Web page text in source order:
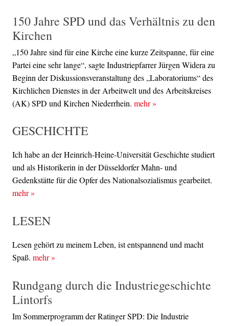
150 Jahre SPD und das Verhältnis zu den
Kirchen
„150 Jahre sind für eine Kirche eine kurze Zeitspanne, für eine
Partei eine sehr lange“, sagte Industriepfarrer Jürgen Widera zu
Beginn der Diskussionsveranstaltung des „Laboratoriums“ des
Kirchlichen Dienstes in der Arbeitwelt und des Arbeitskreises
(AK) SPD und Kirchen Niederrhein. mehr»
GESCHICHTE
Ich habe an der Heinrich-Heine-Universität Geschichte studiert
und als Historikerin in der Düsseldorfer Mahn- und
Gedenkstätte für die Opfer des Nationalsozialismus gearbeitet.
mehr»
LESEN
Lesen gehört zu meinem Leben, ist entspannend und macht
Spaß. mehr»
Rundgang durch die Industriegeschichte
Lintorfs
Im Sommerprogramm der Ratinger SPD: Die Industrie